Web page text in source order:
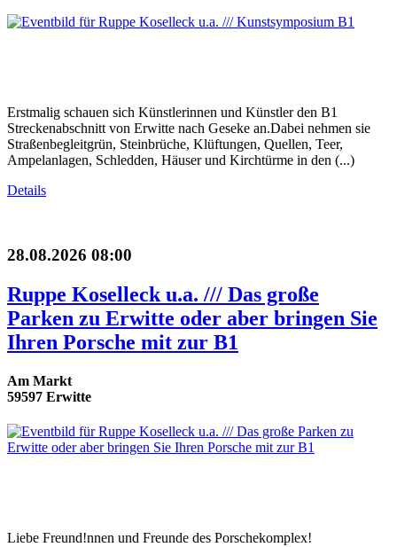
Erstmalig schauen sich Künstlerinnen und Künstler den B1
Streckenabschnitt von Erwitte nach Geseke an.Dabei nehmen sie
Straßenbegleitgrün, Steinbrüche, Klüftungen, Quellen, Teer,
Ampelanlagen, Schledden, Häuser und Kirchtürme in den (...)
Details
28.08.2026 08:00
Ruppe Koselleck u.a. /// Das große
Parken zu Erwitte oder aber bringen Sie
Ihren Porsche mit zur B1
Am Markt
59597 Erwitte
Liebe Freund!nnen und Freunde des Porschekomplex!